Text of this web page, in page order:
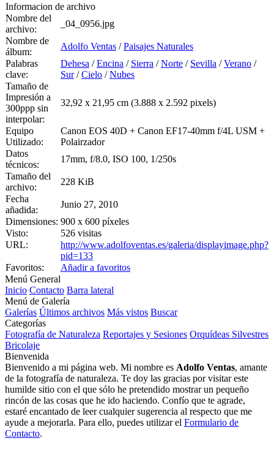
Informacion de archivo
Nombre del
archivo:
_04_0956.jpg
Nombre de
álbum:
Adolfo Ventas /Paisajes Naturales
Palabras
clave:
Dehesa /Encina / Sierra /Norte / Sevilla /Verano /
Sur/Cielo /Nubes
Tamaño de
Impresión a
300ppp sin
interpolar:
32,92 x 21,95 cm (3.888 x 2.592 pixels)
Equipo
Utilizado:
Canon EOS 40D + Canon EF17-40mm f/4L USM +
Polairzador
Datos
técnicos:
17mm, f/8.0, ISO 100, 1/250s
Tamaño del
archivo:
228 KiB
Fecha
añadida:
Junio 27, 2010
Dimensiones: 900 x 600 píxeles
Visto:
526 visitas
URL:
http://www.adolfoventas.es/galeria/displayimage.php?
pid=133
Favoritos:
Añadir a favoritos
Menú General
Inicio Contacto Barra lateral
Menú de Galería
Galerías Últimos archivos Más vistos Buscar
Categorías
Fotografía de Naturaleza Reportajes y Sesiones Orquídeas Silvestres
Bricolaje
Bienvenida
Bienvenido a mi página web. Mi nombre es Adolfo Ventas, amante
de la fotografía de naturaleza. Te doy las gracias por visitar este
humilde sitio con el que sólo he pretendido mostrar un pequeño
rincón de las cosas que he ido haciendo. Confío que te agrade,
estaré encantado de leer cualquier sugerencia al respecto que me
ayude a mejorarla. Para ello, puedes utilizar el Formulario de
Contacto.